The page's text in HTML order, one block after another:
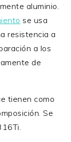
aluminio.
se usa
resistencia a
a los
de
tienen como
Se